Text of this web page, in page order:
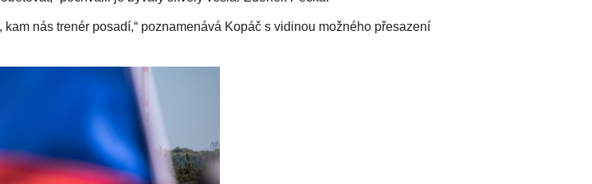
nás trenér posadí,“ poznamenává Kopáč s vidinou možného přesazení